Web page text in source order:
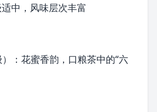
中，风味层次丰富
：花蜜香韵，口粮茶中的“六